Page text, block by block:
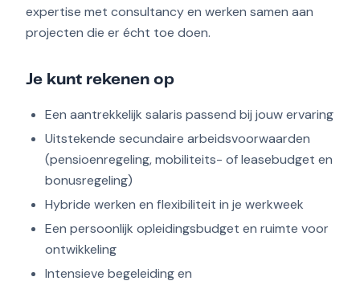
expertise met consultancy en werken samen aan
projecten die er écht toe doen.
Je kunt rekenen op
Een aantrekkelijk salaris passend bij jouw ervaring
Uitstekende secundaire arbeidsvoorwaarden
(pensioenregeling, mobiliteits- of leasebudget en
bonusregeling)
Hybride werken en flexibiliteit in je werkweek
Een persoonlijk opleidingsbudget en ruimte voor
ontwikkeling
Intensieve begeleiding en